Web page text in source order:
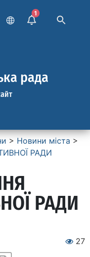
1
рада
> Новини міста >
РАДИ
РАДИ
27